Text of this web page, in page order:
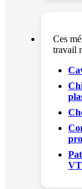
Ces
travail